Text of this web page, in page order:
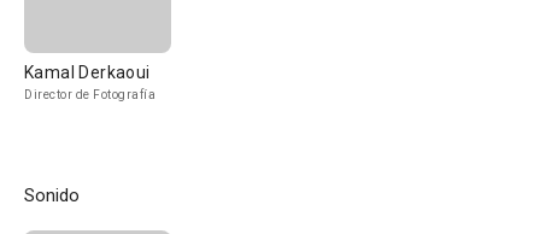
Kamal Derkaoui
Director de Fotografía
Sonido